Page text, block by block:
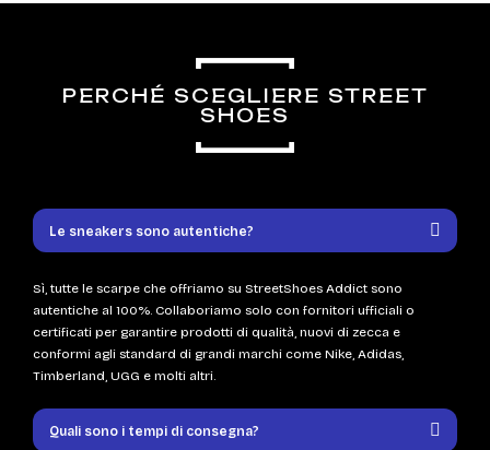
PERCHÉ SCEGLIERE STREET
SHOES
Le sneakers sono autentiche?
Sì, tutte le scarpe che offriamo su StreetShoes Addict sono
autentiche al 100%. Collaboriamo solo con fornitori ufficiali o
certificati per garantire prodotti di qualità, nuovi di zecca e
conformi agli standard di grandi marchi come Nike, Adidas,
Timberland, UGG e molti altri.
Quali sono i tempi di consegna?